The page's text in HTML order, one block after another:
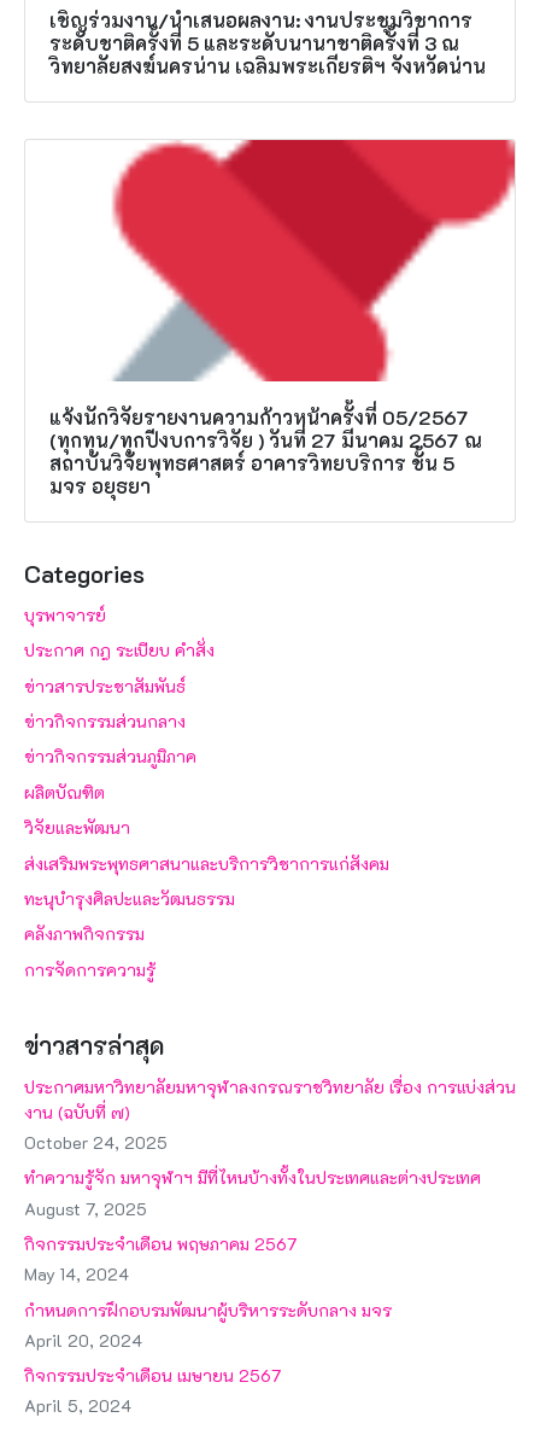
เชิญร่วมงาน/นำเสนอผลงาน: งานประชุมวิชาการ
ระดับชาติครั้งที่ 5 และระดับนานาชาติครั้งที่ 3 ณ
วิทยาลัยสงฆ์นครน่าน เฉลิมพระเกียรติฯ จังหวัดน่าน
แจ้งนักวิจัยรายงานความก้าวหน้าครั้งที่ 05/2567
(ทุกทุน/ทุกปีงบการวิจัย ) วันที่ 27 มีนาคม 2567 ณ
สถาบันวิจัยพุทธศาสตร์ อาคารวิทยบริการ ชั้น 5
มจร อยุธยา
Categories
บุรพาจารย์
ประกาศ กฎ ระเบียบ คำสั่ง
ข่าวสารประชาสัมพันธ์
ข่าวกิจกรรมส่วนกลาง
ข่าวกิจกรรมส่วนภูมิภาค
ผลิตบัณฑิต
วิจัยและพัฒนา
ส่งเสริมพระพุทธศาสนาและบริการวิชาการแก่สังคม
ทะนุบำรุงศิลปะและวัฒนธรรม
คลังภาพกิจกรรม
การจัดการความรู้
ข่าวสารล่าสุด
ประกาศมหาวิทยาลัยมหาจุฬาลงกรณราชวิทยาลัย เรื่อง การแบ่งส่วน
งาน (ฉบับที่ ๗)
October 24, 2025
ทำความรู้จัก มหาจุฬาฯ มีที่ไหนบ้างทั้งในประเทศและต่างประเทศ
August 7, 2025
กิจกรรมประจำเดือน พฤษภาคม 2567
May 14, 2024
กำหนดการฝึกอบรมพัฒนาผู้บริหารระดับกลาง มจร
April 20, 2024
กิจกรรมประจำเดือน เมษายน 2567
April 5, 2024